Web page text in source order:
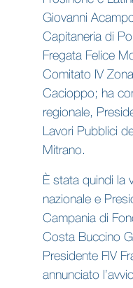
Giovanni
Capitaneria di
Fregata Felice
Comitato IV
Cacioppo; ha
regionale,
Lavori Pubblici
Mitrano.
È stata quindi la
nazionale e
Campania di
Costa Buccino
Presidente FIV
annunciato